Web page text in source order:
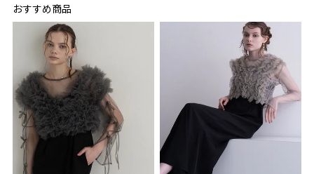
おすすめ商品